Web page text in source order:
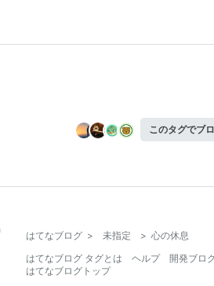
このタグでブ
はてなブログ > 未指定 > 心の休息
はてなブログ タグとは
ヘルプ
開発ブロ
はてなブログトップ